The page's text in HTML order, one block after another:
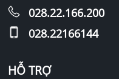
HỖ TRỢ
028.22.166.200
028.22166144